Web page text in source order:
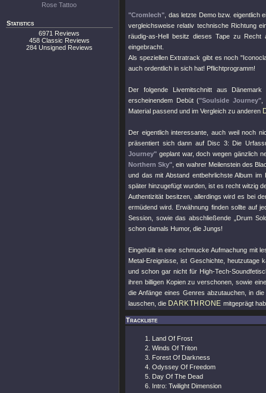
Rose Tattoo
Statistics
6971 Reviews
458 Classic Reviews
284 Unsigned Reviews
"Cromlech" , das letzte Demo bzw.
vergleichsweise relativ technische Richtung
räudig-as-Hell besitz dieses Tape zu
eingebracht.
Als speziellen Extratrack gibt es noch
auch ordentlich in sich hat! Pflichtprogramm!
Der folgende Livemitschnitt aus
erscheinendem Debüt ("Soulside Journey",
Material passend und im Vergleich zu anderen
Der eigentlich interessante, auch weil noch
präsentiert sich dann auf Disc 3: Die
Journey" geplant war, doch wegen gänzlich
Northern Sky" , ein wahrer Meilenstein des
und das mit Abstand entbehrlichste Album
später hinzugefügt wurden, ist es recht witzig
Authentizität besitzen, allerdings wird es bei
ermüdend wird. Erwähnung finden sollte auf
Session, sowie das abschließende „Drum
schon damals Humor, die Jungs!
Eingehüllt in eine schmucke Aufmachung mit
Metal-Ereignisse, ist Geschichte, heutzutage
und schon gar nicht für High-Tech-
ihren billigen Kopien zu verschonen, sowie
die Anfänge eines Genres abzutauchen, in
lauschen, die DARKTHRONE mitgeprägt
Trackliste
Land Of Frost
Winds Of Triton
Forest Of Darkness
Odyssey Of Freedom
Day Of The Dead
Intro: Twilight Dimension